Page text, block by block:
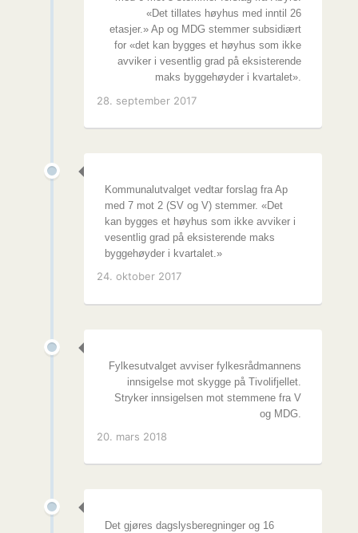
«Det tillates høyhus med inntil 26
etasjer.» Ap og MDG stemmer subsidiært
for «det kan bygges et høyhus som ikke
avviker i vesentlig grad på eksisterende
maks byggehøyder i kvartalet».
28. september 2017
Kommunalutvalget vedtar forslag fra Ap
med 7 mot 2 (SV og V) stemmer. «Det
kan bygges et høyhus som ikke avviker i
vesentlig grad på eksisterende maks
byggehøyder i kvartalet.»
24. oktober 2017
Fylkesutvalget avviser fylkesrådmannens
innsigelse mot skygge på Tivolifjellet.
Stryker innsigelsen mot stemmene fra V
og MDG.
20. mars 2018
Det gjøres dagslysberegninger og 16